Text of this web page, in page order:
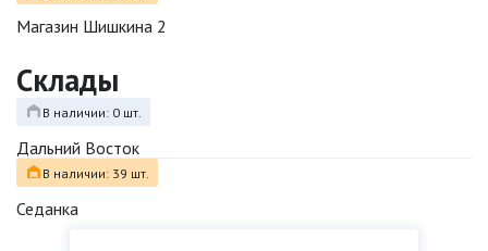
Магазин Шишкина 2
Склады
В наличии: 0 шт.
Дальний Восток
В наличии: 39 шт.
Седанка